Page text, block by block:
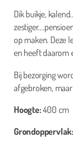
Dik buikje,
op maken. Deze
en heeft daarom
Bij bezorging
afgebroken,
Hoogte:400 cm
Grondoppervlak: